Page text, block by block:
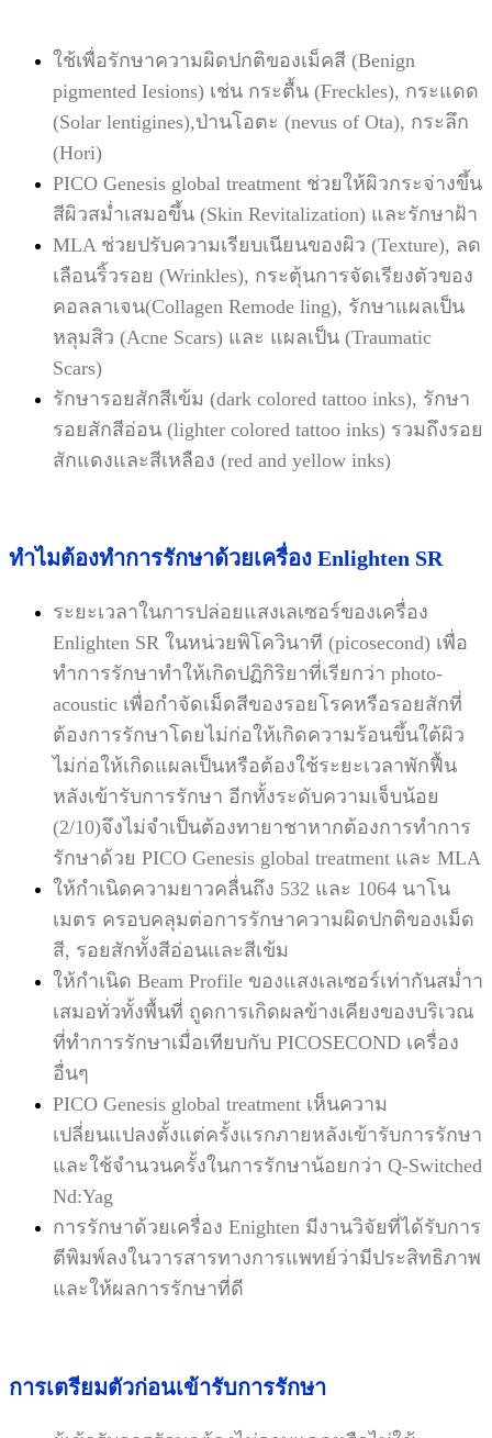
ใช้เพื่อรักษาความผิดปกติของเม็คสี (Benign
pigmented Iesions) เช่น กระตื้น (Freckles), กระแดด
(Solar lentigines),ป่านโอตะ (nevus of Ota), กระลึก
(Hori)
PICO Genesis global treatment ช่วยให้ผิวกระจ่างขึ้น
สีผิวสม่ำเสมอขึ้น (Skin Revitalization) และรักษาฝ้า
MLA ช่วยปรับความเรียบเนียนของผิว (Texture), ลด
เลือนริ้วรอย (Wrinkles), กระตุ้นการจัดเรียงตัวของ
คอลลาเจน(Collagen Remode ling), รักษาแผลเป็น
หลุมสิว (Acne Scars) และ แผลเป็น (Traumatic
Scars)
รักษารอยสักสีเข้ม (dark colored tattoo inks), รักษา
รอยสักสีอ่อน (lighter colored tattoo inks) รวมถึงรอย
สักแดงและสีเหลือง (red and yellow inks)
ทำไมต้องทำการรักษาด้วยเครื่อง Enlighten SR
ระยะเวลาในการปล่อยแสงเลเซอร์ของเครื่อง
Enlighten SR ในหน่วยพิโควินาที (picosecond) เพื่อ
ทำการรักษาทำให้เกิดปฏิกิริยาที่เรียกว่า photo-
acoustic เพื่อกำจัดเม็ดสีของรอยโรคหรือรอยสักที่
ต้องการรักษาโดยไม่ก่อให้เกิดความร้อนขึ้นใต้ผิว
ไม่ก่อให้เกิดแผลเป็นหรือต้องใช้ระยะเวลาพักฟื้น
หลังเข้ารับการรักษา อีกทั้งระดับความเจ็บน้อย
(2/10)จึงไม่จำเป็นต้องทายาชาหากต้องการทำการ
รักษาด้วย PICO Genesis global treatment และ MLA
ให้กำเนิดความยาวคลื่นถึง 532 และ 1064 นาโน
เมตร ครอบคลุมต่อการรักษาความผิดปกติของเม็ด
สี, รอยสักทั้งสีอ่อนและสีเข้ม
ให้กำเนิด Beam Profile ของแสงเลเซอร์เท่ากันสม่ำา
เสมอทั่วทั้งพื้นที่ ถูดการเกิดผลข้างเคียงของบริเวณ
ที่ทำการรักษาเมื่อเทียบกับ PICOSECOND เครื่อง
อื่นๆ
PICO Genesis global treatment เห็นความ
เปลี่ยนแปลงตั้งแต่ครั้งแรกภายหลังเข้ารับการรักษา
และใช้จำนวนครั้งในการรักษาน้อยกว่า Q-Switched
Nd:Yag
การรักษาด้วยเครื่อง Enighten มีงานวิจัยที่ได้รับการ
ตีพิมพ์ลงในวารสารทางการแพทย์ว่ามีประสิทธิภาพ
และให้ผลการรักษาที่ดี
การเตรียมตัวก่อนเข้ารับการรักษา